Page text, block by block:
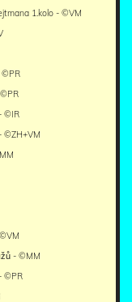
1.kolo - ©VM
©PR
©IR
©ZH+VM
- ©MM
©PR